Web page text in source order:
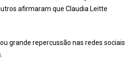
afirmaram que Claudia Leitte
grande repercussão nas redes sociais